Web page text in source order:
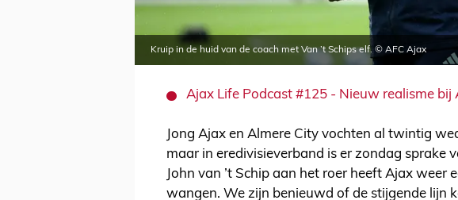
Kruip in de huid van de coach met Van ’t Schips elf. © AFC Ajax
Ajax Life Podcast #125 - Nieuw realisme bij
Jong Ajax en Almere City vochten al twintig
maar in eredivisieverband is er zondag sprake
John van ’t Schip aan het roer heeft Ajax weer
wangen. We zijn benieuwd of de stijgende lijn